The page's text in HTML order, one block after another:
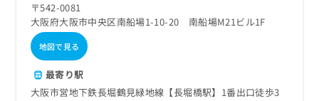
〒542-0081
大阪府大阪市中央区南船場1-10-20 南船場M21ビル1F
地図で見る
最寄り駅
大阪市営地下鉄長堀鶴見緑地線【長堀橋駅】1番出口徒歩3